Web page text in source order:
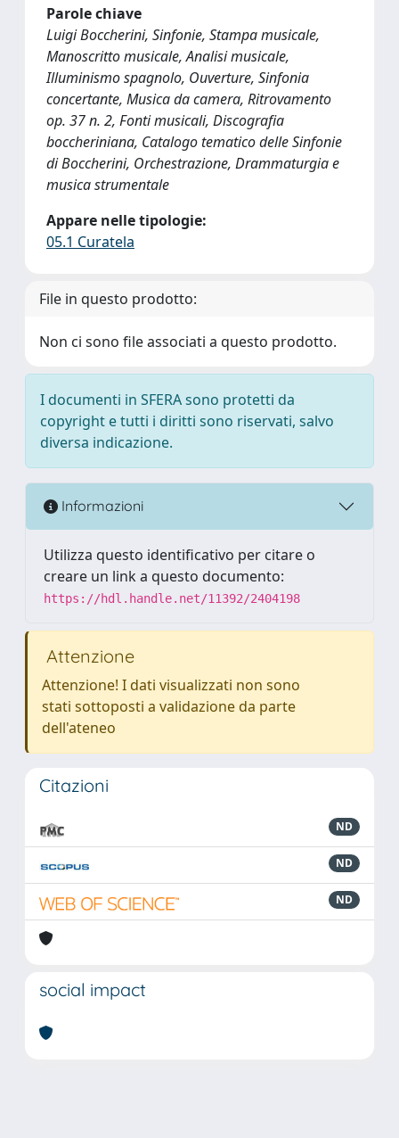
Parole chiave
Luigi Boccherini, Sinfonie, Stampa musicale,
Manoscritto musicale, Analisi musicale,
Illuminismo spagnolo, Ouverture, Sinfonia
concertante, Musica da camera, Ritrovamento
op. 37 n. 2, Fonti musicali, Discografia
boccheriniana, Catalogo tematico delle Sinfonie
di Boccherini, Orchestrazione, Drammaturgia e
musica strumentale
Appare nelle tipologie:
05.1 Curatela
File in questo prodotto:
Non ci sono file associati a questo prodotto.
I documenti in SFERA sono protetti da
copyright e tutti i diritti sono riservati, salvo
diversa indicazione.
Informazioni
Utilizza questo identificativo per citare o
creare un link a questo documento:
https://hdl.handle.net/11392/2404198
Attenzione
Attenzione! I dati visualizzati non sono
stati sottoposti a validazione da parte
dell'ateneo
Citazioni
ND
ND
ND
social impact